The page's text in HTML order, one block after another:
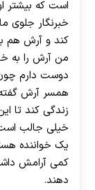
است که بیشتر
خبرنگار جلوی
کند و آرش هم
من آرش را به
دوست دارم
همسر آرش
زندگی کند تا
خیلی جالب
یک خواننده
کمی آرامش
دهند.